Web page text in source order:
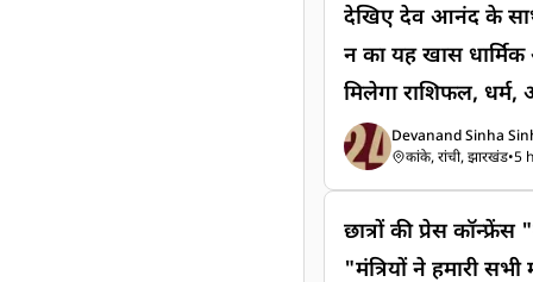
ठोस एवं व्यावहारिक
बढ़ रही है। उन्होंने
अपेक्षाओं और सुझावों
शामिल किया जाएगा।
और छात्रों के सुझाव
राज्य के विभिन्न जिलों
भी हैं। सरकार का
देखिए देव आनंद के
न का यह खास
मिलेगा राशिफल,
जुड़ी खास जानकारी।
#सावनशनिवार
बजरंगबली #शनिदेव
Devanand Sinha
कांके, रांची, झारखंड•5
छात्रों की प्रेस कॉन्फ्रेंस
"मंत्रियों ने हमारी